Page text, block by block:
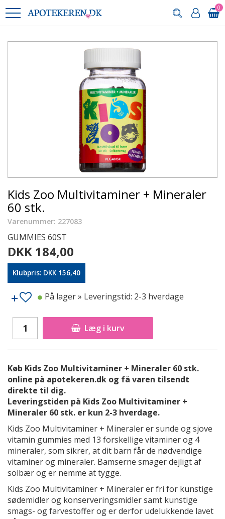
0
Kids Zoo Multivitaminer + Mineraler
60 stk.
Varenummer: 227083
GUMMIES 60ST
DKK 184,00
Klubpris: DKK 156,40
Læg i kurv
På lager» Leveringstid: 2-3 hverdage
Køb Kids Zoo Multivitaminer + Mineraler 60 stk.
online på apotekeren.dk og få varen tilsendt
direkte til dig.
Leveringstiden på Kids Zoo Multivitaminer +
Mineraler 60 stk. er kun 2-3 hverdage.
Kids Zoo Multivitaminer + Mineraler er sunde og sjove
vitamin gummies med 13 forskellige vitaminer og 4
mineraler, som sikrer, at dit barn får de nødvendige
vitaminer og mineraler. Bamserne smager dejligt af
solbær og er nemme at tygge.
Kids Zoo Multivitaminer + Mineraler er fri for kunstige
sødemidler og konserveringsmidler samt kunstige
smags- og farvestoffer og er derfor udelukkende lavet